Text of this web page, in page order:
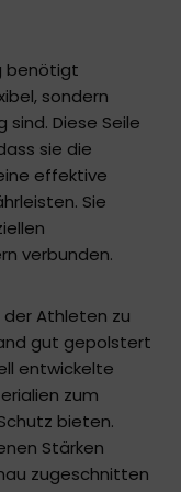
benötigt
sondern
Diese Seile
sie die
effektive
Sie
verbunden.
der Athleten zu
gut gepolstert
entwickelte
zum
bieten.
Stärken
zugeschnitten